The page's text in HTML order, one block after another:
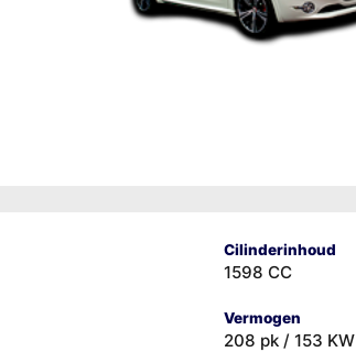
Cilinderinhoud
1598 CC
Vermogen
208 pk / 153 KW